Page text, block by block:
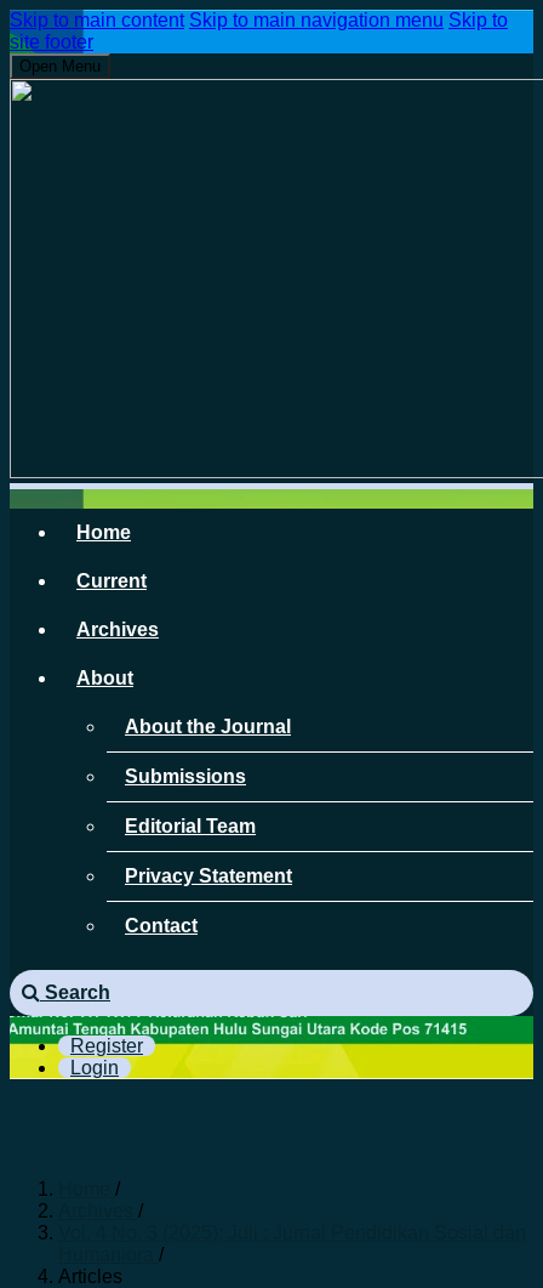
Skip to main content Skip to main navigation menu Skip to
site footer
Open Menu
Home
Current
Archives
About
About the Journal
Submissions
Editorial Team
Privacy Statement
Contact
Search
Register
Login
/
/
/
Articles